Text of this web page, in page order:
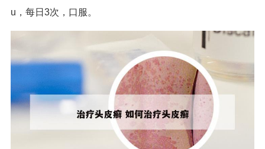
u，每日3次，口服。